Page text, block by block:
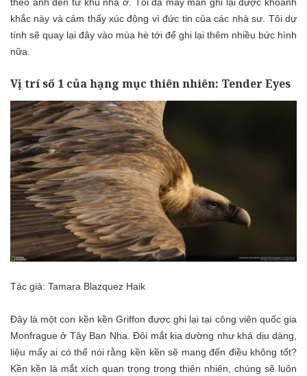
khắc này và cảm thấy xúc động vì đức tin của các nhà sư. Tôi dự
tính sẽ quay lại đây vào mùa hè tới để ghi lại thêm nhiều bức hình
nữa.
Vị trí số 1 của hạng mục thiên nhiên: Tender Eyes
Tác giả: Tamara Blazquez Haik
Đây là một con kền kền Griffon được ghi lại tại công viên quốc gia
Monfrague ở Tây Ban Nha. Đôi mắt kia dường như khá dịu dàng,
liệu mấy ai có thể nói rằng kền kền sẽ mang đến điều không tốt?
Kền kền là mắt xích quan trọng trong thiên nhiên, chúng sẽ luôn